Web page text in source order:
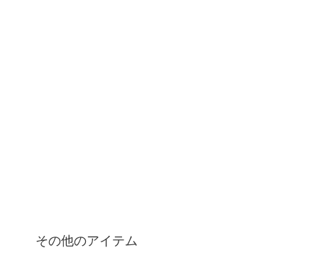
その他のアイテム